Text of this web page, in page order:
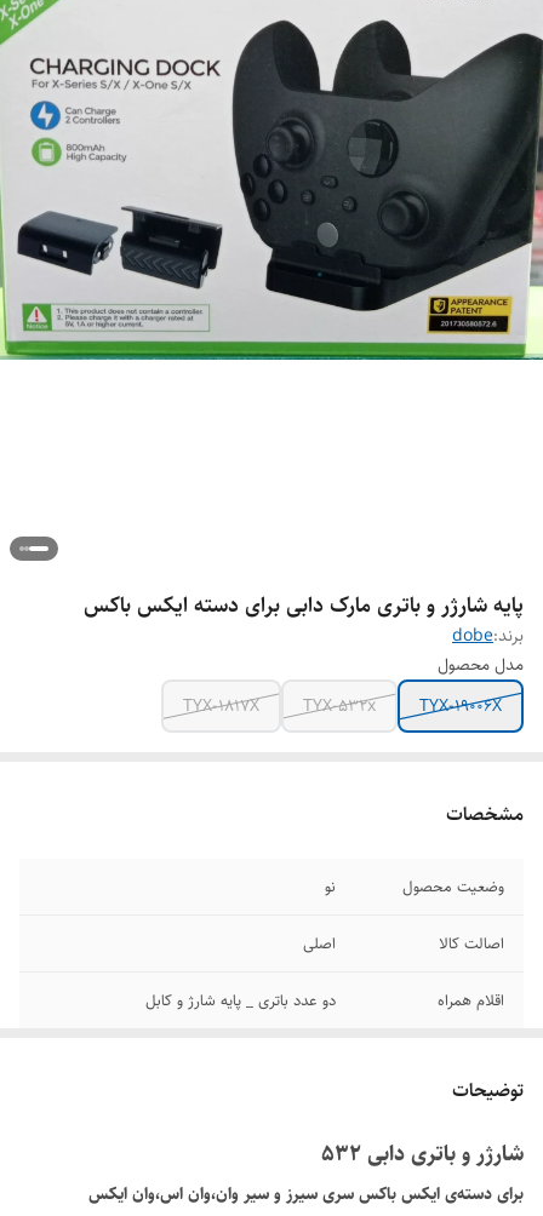
پایه شارژر و باتری مارک دابی برای دسته ایکس باکس
برند:dobe
مدل محصول
TYX-19006X
TYX-532x
TYX-1817X
مشخصات
وضعیت محصول نو
اصالت کالا اصلی
اقلام همراه دو عدد باتری _ پایه شارژ و کابل
توضیحات
شارژر و باتری دابی 532
برای دسته‌ی ایکس باکس سری سیرز و سیر وان،وان اس،وان ایکس